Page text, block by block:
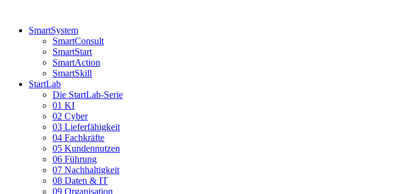
springenSmartSystem
SmartConsult
SmartStart
SmartAction
SmartSkill
StartLab
Die StartLab-Serie
01 KI
02 Cyber
03 Lieferfähigkeit
04 Fachkräfte
05 Kundennutzen
06 Führung
07 Nachhaltigkeit
08 Daten & IT
09 Organisation